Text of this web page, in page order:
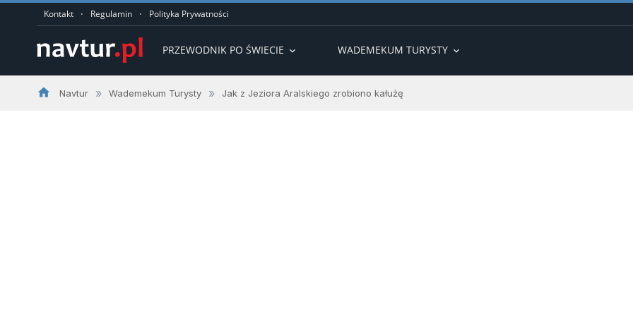
Kontakt · Regulamin · Polityka Prywatności
PRZEWODNIK PO ŚWIECIE expand_more WADEMEKUM TURYSTY expand_more
home Navtur » Wademekum Turysty » Jak z Jeziora Aralskiego zrobiono kałużę